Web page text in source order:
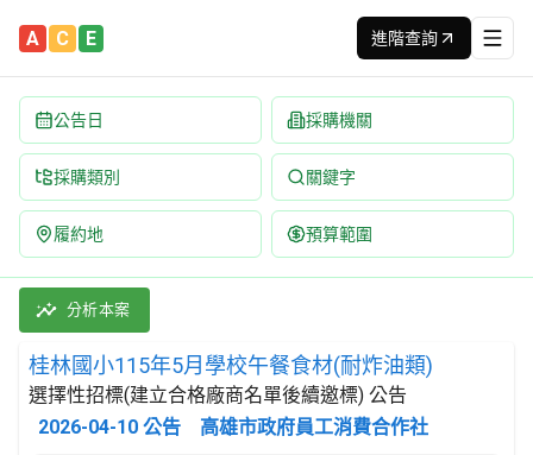
A C E 進階查詢
公告日 採購機關
採購類別 關鍵字
履約地 預算範圍
桂林國小115年5月學校午餐食材(耐炸油類) 招標公告 | 案號
採購類別：財物類 肉類,魚,果實,蔬菜,及油脂 | 招標方式：
分析本案
桂林國小115年5月學校午餐食材(耐炸油類)
選擇性招標(建立合格廠商名單後續邀標) 公告
2026-04-10 公告 高雄市政府員工消費合作社